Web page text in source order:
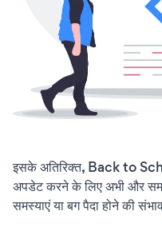
इसके अतिरिक्त, Back to
अपडेट करने के लिए अभी और
समस्याएं या बग पैदा होने की